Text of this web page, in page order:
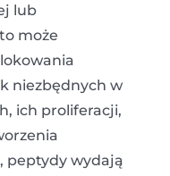
lub
może
niezbędnych w
ich proliferacji,
peptydy wydają